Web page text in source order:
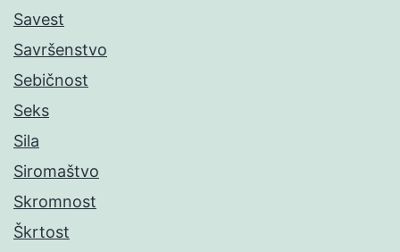
Savest
Savršenstvo
Sebičnost
Seks
Sila
Siromaštvo
Skromnost
Škrtost